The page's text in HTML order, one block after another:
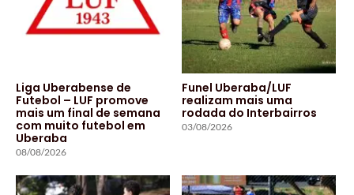
Liga Uberabense de
Futebol – LUF promove
mais um final de semana
com muito futebol em
Uberaba
08/08/2026
Funel Uberaba/LUF
realizam mais uma
rodada do Interbairros
03/08/2026